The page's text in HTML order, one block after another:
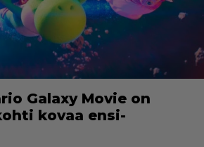
Galaxy Movie on
kovaa ensi-